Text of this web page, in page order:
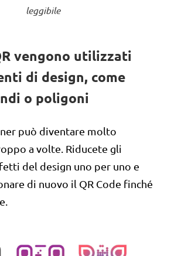
leggibile
vengono utilizzati
di design, come
o poligoni
può diventare molto
a volte. Riducete gli
del design uno per uno e
di nuovo il QR Code finché